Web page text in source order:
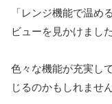
「レンジ機能で温め
ビューを見かけました
色々な機能が充実し
じるのかもしれません